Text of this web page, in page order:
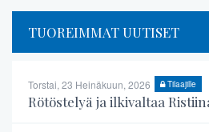
TUOREIMMAT UUTISET
Torstai, 23 Heinäkuun, 2026 Tilaajille
Rötöstelyä ja ilkivaltaa